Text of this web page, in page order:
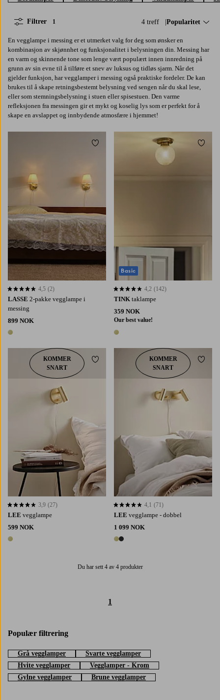
4 treff Sorter på:
Popularitet
Filtrer 1
En vegglampe i messing er et utmerket valg for deg som ønsker en
kombinasjon av skjønnhet og funksjonalitet i belysningen din. Messing har
en varm og skinnende tone som lenge vært populært innen innredning på
grunn av sin evne til å tilføre et snev av luksus og tidløs sjarm. Når det
gjelder funksjon, har vegglamper i messing også praktiske fordeler. De kan
brukes til å skape retningsbestemt belysning ved sengen når du skal lese,
eller som stemningsbelysning i stuen eller spisestuen. Den varme
refleksjonen fra messingen gir et mykt og koselig lys som er perfekt for å
skape en avslappet og innbydende atmosfære i hjemmet!
LASSE 2-pakke vegglampe i
messing
899 NOK
1 farge
4,5 basert på 2 karaktergivninger
4,5 (2)
Legg til favoritter
TINK taklampe
359 NOK
Our best value!
1 farge
4,2 basert på 142 karaktergivninger
4,2 (142)
Basic
Legg
LEE vegglampe
599 NOK
1 farge
3,9 basert på 27 karaktergivninger
3,9 (27)
KOMMER
SNART
Legg til favoritter
LEE vegglampe - dobbel
1 099 NOK
2 farger
4,1 basert på 71 karaktergivninger
4,1 (71)
KOMMER
SNART
Legg
Du har sett 4 av 4 produkter
1
Populær filtrering
Grå vegglamper
Svarte vegglamper
Hvite vegglamper
Vegglamper - Krom
Gylne vegglamper
Brune vegglamper